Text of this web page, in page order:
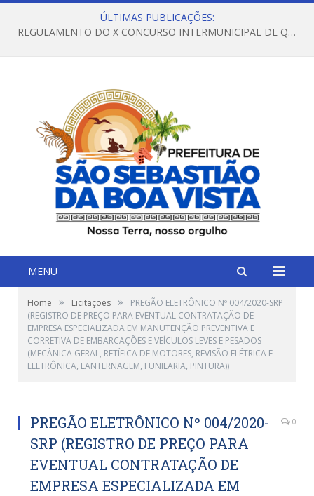
ÚLTIMAS PUBLICAÇÕES:
REGULAMENTO DO X CONCURSO INTERMUNICIPAL DE QUADRILHAS JUNINAS – 2026 – ARRAIÁ DA VENEZA
MENU
Home » Licitações »
PREGÃO ELETRÔNICO Nº 004/2020-SRP
(REGISTRO DE PREÇO PARA EVENTUAL CONTRATAÇÃO DE
EMPRESA ESPECIALIZADA EM MANUTENÇÃO PREVENTIVA E
CORRETIVA DE EMBARCAÇÕES E VEÍCULOS LEVES E PESADOS
(MECÂNICA GERAL, RETÍFICA DE MOTORES, REVISÃO ELÉTRICA E
ELETRÔNICA, LANTERNAGEM, FUNILARIA, PINTURA))
PREGÃO ELETRÔNICO Nº 004/2020-
SRP (REGISTRO DE PREÇO PARA
EVENTUAL CONTRATAÇÃO DE
EMPRESA ESPECIALIZADA EM
0